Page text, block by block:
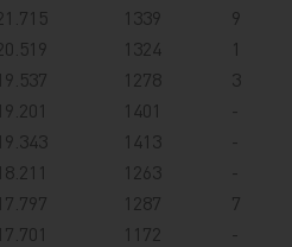
1339
9
1324
1
19.537 1278
3
19.201 1401
-
19.343 1413
-
18.211 1263
-
17.797 1287
7
17.701 1172
-